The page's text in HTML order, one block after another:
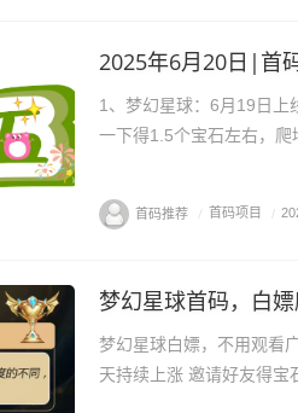
1、梦幻星球：6月19日上
一下得1.5个宝石左右，
首码推荐 / 首码项目 /
梦幻星球首码，白
梦幻星球白嫖，不用观看
天持续上涨 邀请好友得宝